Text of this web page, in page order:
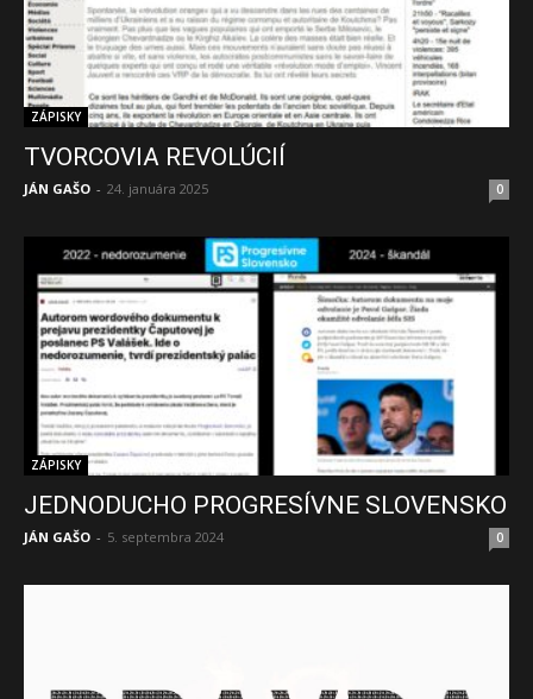
ZÁPISKY
TVORCOVIA REVOLÚCIÍ
JÁN GAŠO - 24. januára 2025 0
ZÁPISKY
JEDNODUCHO PROGRESÍVNE SLOVENSKO
JÁN GAŠO - 5. septembra 2024 0